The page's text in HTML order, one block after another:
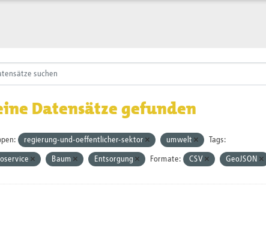
Datensätze gefunden
regierung-und-oeffentlicher-sektor umwelt Tags:
Baum Entsorgung Formate: CSV GeoJSON